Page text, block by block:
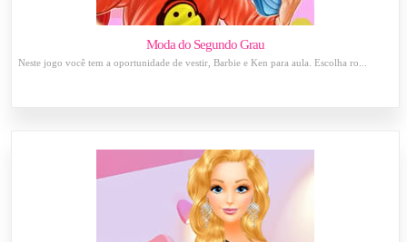
Moda do Segundo Grau
Neste jogo você tem a oportunidade de vestir, Barbie e Ken para aula. Escolha ro...